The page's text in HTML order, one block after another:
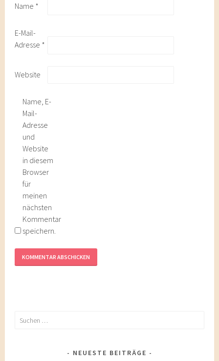
Name *
E-Mail-
Adresse *
Website
Name, E-
Mail-
Adresse
und
Website
in diesem
Browser
für
meinen
nächsten
Kommentar
speichern.
Suchen
NEUESTE BEITRÄGE